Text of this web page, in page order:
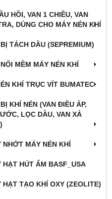
HỒI, VAN 1 CHIỀU, VAN
DÙNG CHO MÁY NÉN KHÍ
TÁCH DẦU (SEPREMIUM)
MỀM MÁY NÉN KHÍ
KHÍ TRỤC VÍT BUMATEC
KHÍ NÉN (VAN ĐIỀU ÁP,
LỌC DẦU, VAN XẢ
MÁY NÉN KHÍ
HẠT HÚT ẨM BASF_USA
HẠT TẠO KHÍ OXY (ZEOLITE)